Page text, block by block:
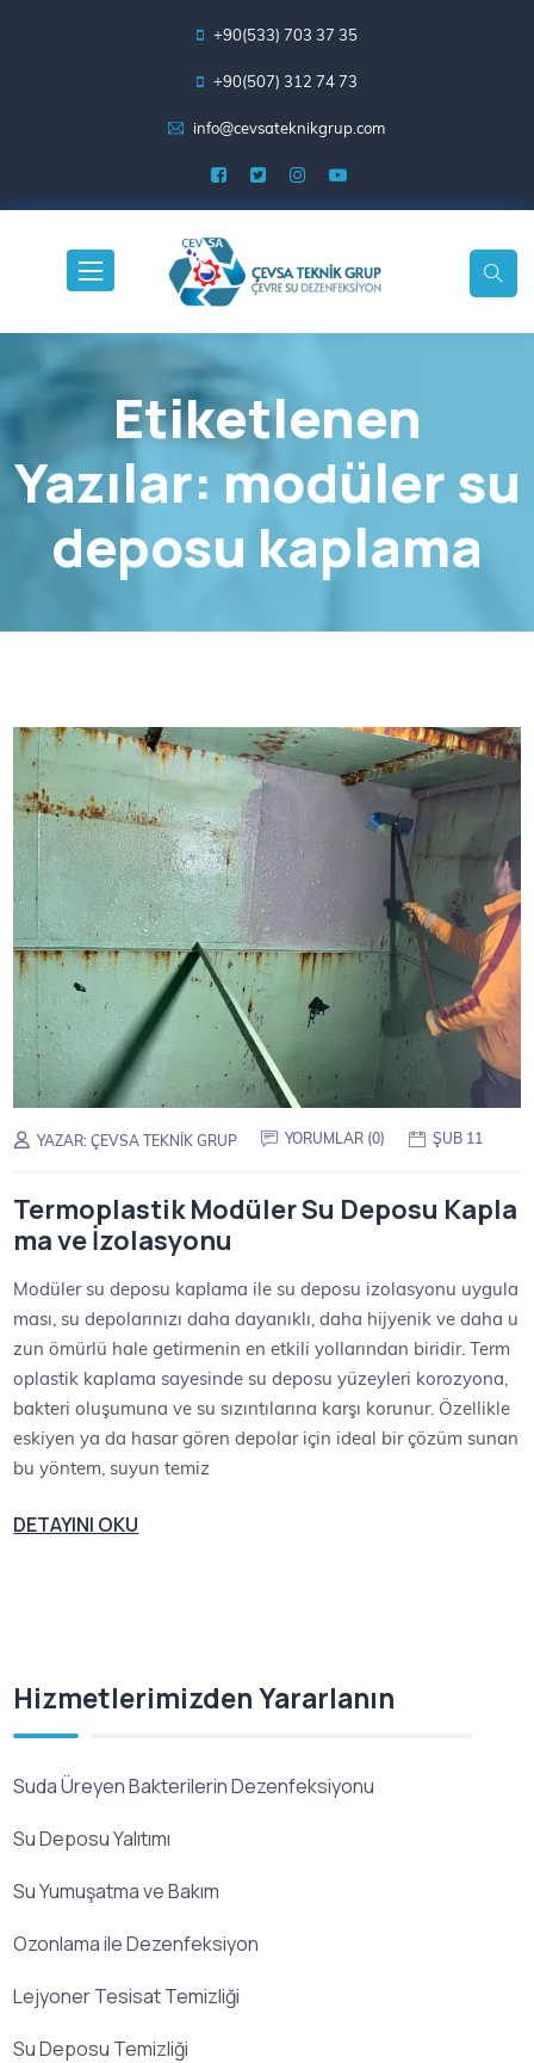
+90(533) 703 37 35
+90(507) 312 74 73
info@cevsateknikgrup.com
Etiketlenen
Yazılar: modüler su
deposu kaplama
YAZAR:ÇEVSA TEKNIK GRUP YORUMLAR (0) ŞUB 11
Termoplastik Modüler Su Deposu Kapla
ma ve İzolasyonu
Modüler su deposu kaplama ile su deposu izolasyonu uygula
ması, su depolarınızı daha dayanıklı, daha hijyenik ve daha u
zun ömürlü hale getirmenin en etkili yollarından biridir. Term
oplastik kaplama sayesinde su deposu yüzeyleri korozyona,
bakteri oluşumuna ve su sızıntılarına karşı korunur. Özellikle
eskiyen ya da hasar gören depolar için ideal bir çözüm sunan
bu yöntem, suyun temiz
DETAYINI OKU
Hizmetlerimizden Yararlanın
Suda Üreyen Bakterilerin Dezenfeksiyonu
Su Deposu Yalıtımı
Su Yumuşatma ve Bakım
Ozonlama ile Dezenfeksiyon
Lejyoner Tesisat Temizliği
Su Deposu Temizliği